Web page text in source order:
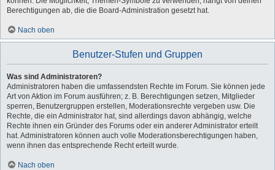
Berechtigungen ab, die die Board-Administration gesetzt hat.
Nach oben
Benutzer-Stufen und Gruppen
Was sind Administratoren?
Administratoren haben die umfassendsten Rechte im Forum. Sie können jede
Art von Aktion im Forum ausführen; z. B. Berechtigungen setzen, Mitglieder
sperren, Benutzergruppen erstellen, Moderationsrechte vergeben usw. Die
Rechte, die ein Administrator hat, sind allerdings davon abhängig, welche
Rechte ihnen ein Gründer des Forums oder ein anderer Administrator erteilt
hat. Administratoren können auch volle Moderationsberechtigungen haben,
wenn ihnen das entsprechende Recht erteilt wurde.
Nach oben